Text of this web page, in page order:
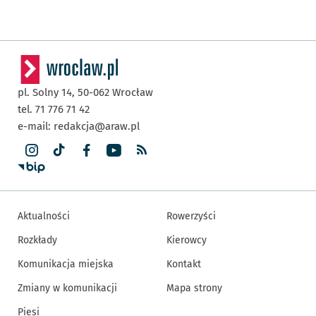
pl. Solny 14, 50-062 Wrocław
tel. 71 776 71 42
e-mail: redakcja@araw.pl
Aktualności
Rozkłady
Komunikacja miejska
Zmiany w komunikacji
Piesi
Rowerzyści
Kierowcy
Kontakt
Mapa strony